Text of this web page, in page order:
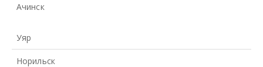
Ачинск
Уяр
Норильск